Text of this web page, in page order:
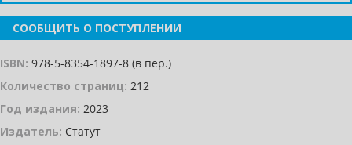
СООБЩИТЬ О ПОСТУПЛЕНИИ
ISBN: 978-5-8354-1897-8 (в пер.)
Количество страниц: 212
Год издания: 2023
Издатель: Статут